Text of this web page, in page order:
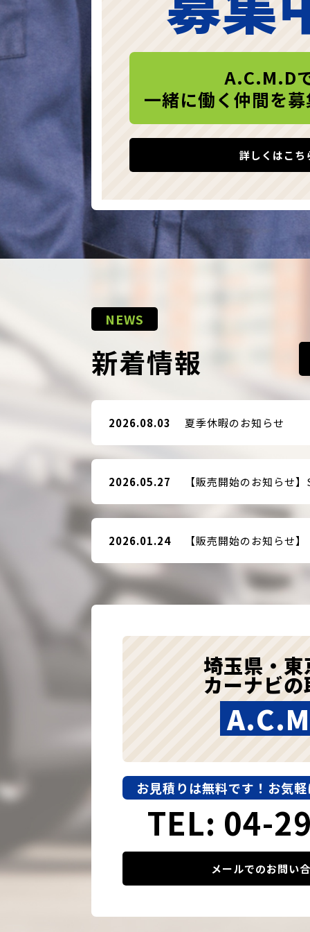
A.C.M.D
一緒に働く仲間を
詳しくはこち
NEWS
新着情報
2026.08.03 夏季休暇のお知らせ
2026.05.27
2026.01.24
埼玉県・
カーナビ
お見積りは無料です！ お気
TEL: 04-
メールでのお問い